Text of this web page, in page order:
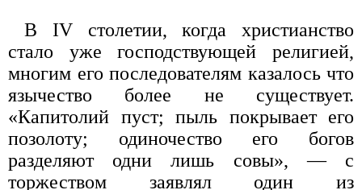
В IV столетии, когда христианство
стало уже господствующей религией,
многим его последователям казалось что
язычество более не существует.
«Капитолий пуст; пыль покрывает его
позолоту; одиночество его богов
разделяют одни лишь совы», — с
торжеством заявлял один из